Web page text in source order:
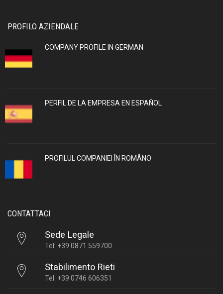
PROFILO AZIENDALE
COMPANY PROFILE IN GERMAN
PERFIL DE LA EMPRESA EN ESPAÑOL
PROFILUL COMPANIEI ÎN ROMÂNO
CONTATTACI
Sede Legale
Tel: +39 0871 559700
Stabilimento Rieti
Tel: +39 0746 606351